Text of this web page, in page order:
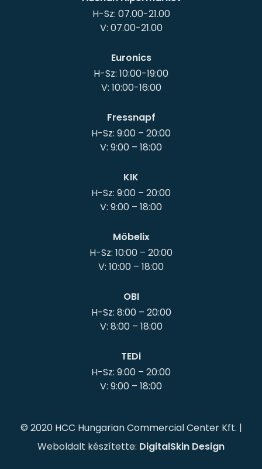
H-Sz: 07.00-21.00
V: 07.00-21.00
Euronics
H-Sz: 10:00-19:00
V: 10:00-16:00
Fressnapf
H-Sz: 9:00 – 20:00
KIK
H-Sz: 9:00 – 20:00
Möbelix
H-Sz: 10:00 – 20:00
OBI
H-Sz: 8:00 – 20:00
V: 8:00 – 18:00
TEDi
H-Sz: 9:00 – 20:00
© 2020 HCC Hungarian Commercial Center Kft. |
Weboldalt készítette: DigitalSkin Design